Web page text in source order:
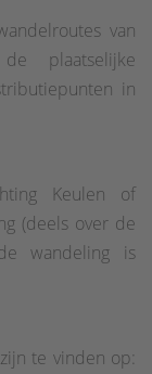
van
plaatselijke
in
Keulen of
(deels over de
wandeling is
te vinden op: